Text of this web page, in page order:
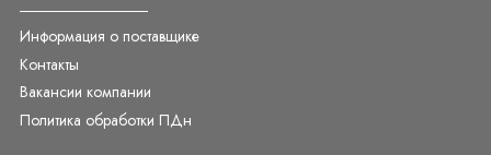
Информация о поставщике
Контакты
Вакансии компании
Политика обработки ПДн